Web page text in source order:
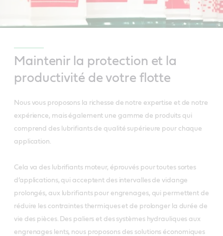
Maintenir la protection et la
productivité de votre flotte
Nous vous proposons la richesse de notre expertise et de notre
expérience, mais également une gamme de produits qui
comprend des lubrifiants de qualité supérieure pour chaque
application.
Cela va des lubrifiants moteur, éprouvés pour toutes sortes
d’applications, qui acceptent des intervalles de vidange
prolongés, aux lubrifiants pour engrenages, qui permettent de
réduire les contraintes thermiques et de prolonger la durée de
vie des pièces. Des paliers et des systèmes hydrauliques aux
engrenages lents, nous proposons des solutions économiques